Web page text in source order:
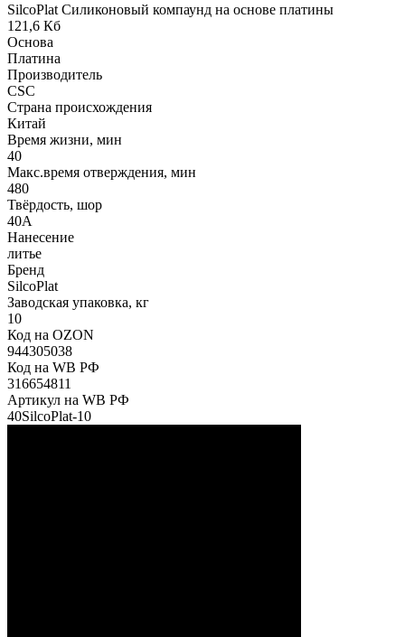
SilcoPlat Силиконовый компаунд на основе платины
121,6 Кб
Основа
Платина
Производитель
CSC
Страна происхождения
Китай
Время жизни, мин
40
Макс.время отверждения, мин
480
Твёрдость, шор
40А
Нанесение
литье
Бренд
SilcoPlat
Заводская упаковка, кг
10
Код на OZON
944305038
Код на WB РФ
316654811
Артикул на WB РФ
40SilcoPlat-10